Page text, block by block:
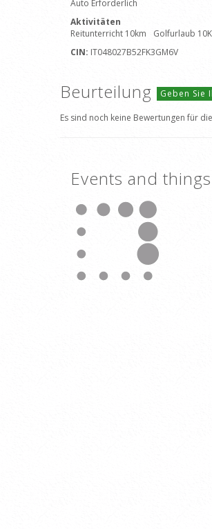
Auto Erforderlich
Aktivitäten
Reitunterricht 10km
Golfurlaub
CIN: IT048027B52FK3GM6V
Beurteilung Geben Sie
Es sind noch keine Bewertungen für
Events and